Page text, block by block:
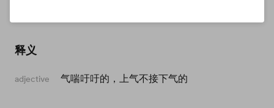
释义
adjective 气喘吁吁的，上气不接下气的